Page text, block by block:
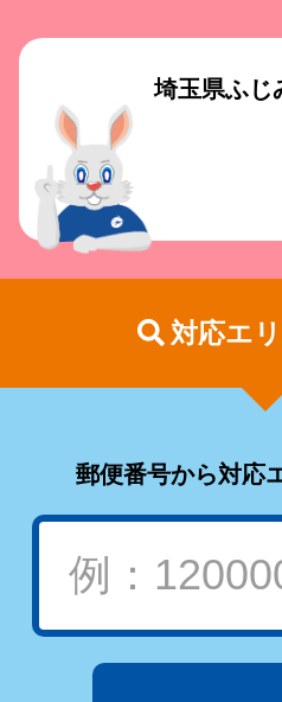
埼玉県ふじ
対応エ
郵便番号から対応